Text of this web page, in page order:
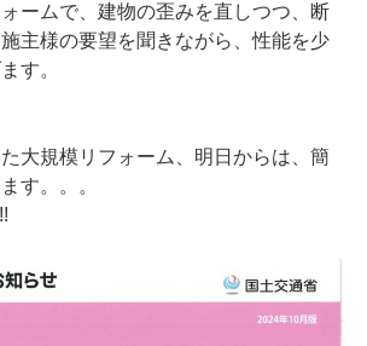
ームで、建物の歪みを直しつつ、断
主様の要望を聞きながら、性能を少
す。
大規模リフォーム、明日からは、簡
す。。。